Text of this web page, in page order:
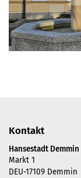
Kontakt
Hansestadt Demmin
Markt 1
DEU-17109 Demmin